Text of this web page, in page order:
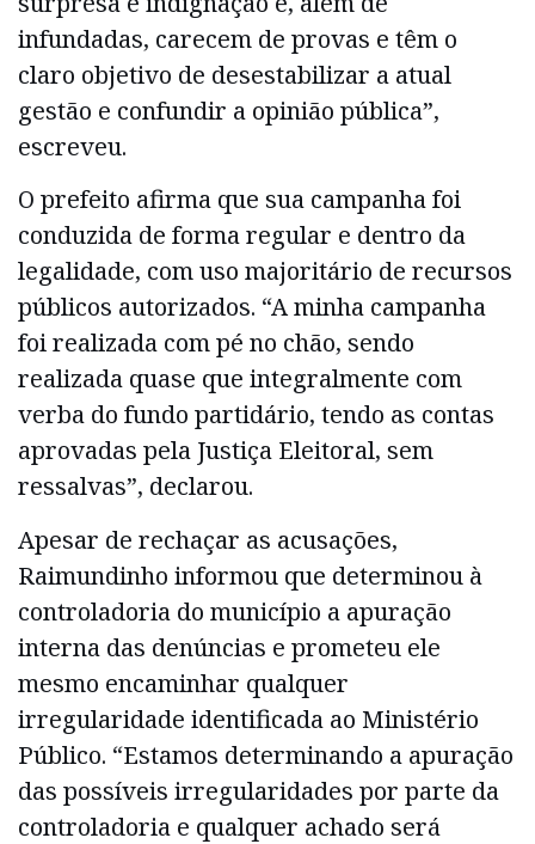
infundadas, carecem de provas e têm o
claro objetivo de desestabilizar a atual
gestão e confundir a opinião pública”,
escreveu.
O prefeito afirma que sua campanha foi
conduzida de forma regular e dentro da
legalidade, com uso majoritário de recursos
públicos autorizados. “A minha campanha
foi realizada com pé no chão, sendo
realizada quase que integralmente com
verba do fundo partidário, tendo as contas
aprovadas pela Justiça Eleitoral, sem
ressalvas”, declarou.
Apesar de rechaçar as acusações,
Raimundinho informou que determinou à
controladoria do município a apuração
interna das denúncias e prometeu ele
mesmo encaminhar qualquer
irregularidade identificada ao Ministério
Público. “Estamos determinando a apuração
das possíveis irregularidades por parte da
controladoria e qualquer achado será